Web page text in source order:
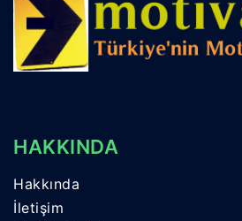
HAKKINDA
Hakkında
İletişim